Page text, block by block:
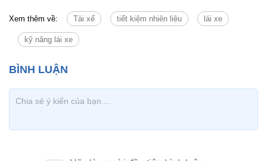
Xem thêm về: Tài xế tiết kiệm nhiên liệu lái xe
kỹ năng lái xe